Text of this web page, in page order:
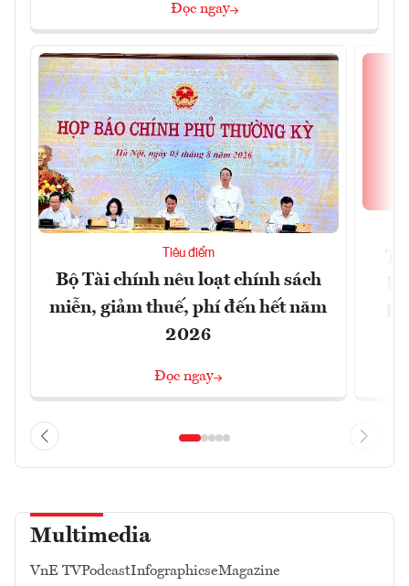
Đọc ngay
Tiêu điểm
Bộ Tài chính nêu loạt chính sách
miễn, giảm thuế, phí đến hết năm
2026
Đọc ngay
Multimedia
VnE TVPodcastInfographicseMagazine